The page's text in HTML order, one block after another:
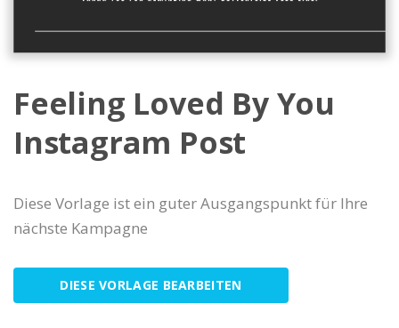
Feeling Loved By You
Instagram Post
Diese Vorlage ist ein guter Ausgangspunkt für Ihre
nächste Kampagne
DIESE VORLAGE BEARBEITEN